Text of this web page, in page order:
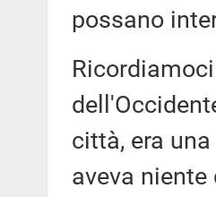
possano
città, era
aveva